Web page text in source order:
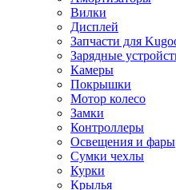
Вилки
Дисплей
Запчасти для
Зарядные
Камеры
Покрышки
Мотор колесо
Замки
Контроллеры
Освещения и фары
Сумки чехлы
Курки
Крылья